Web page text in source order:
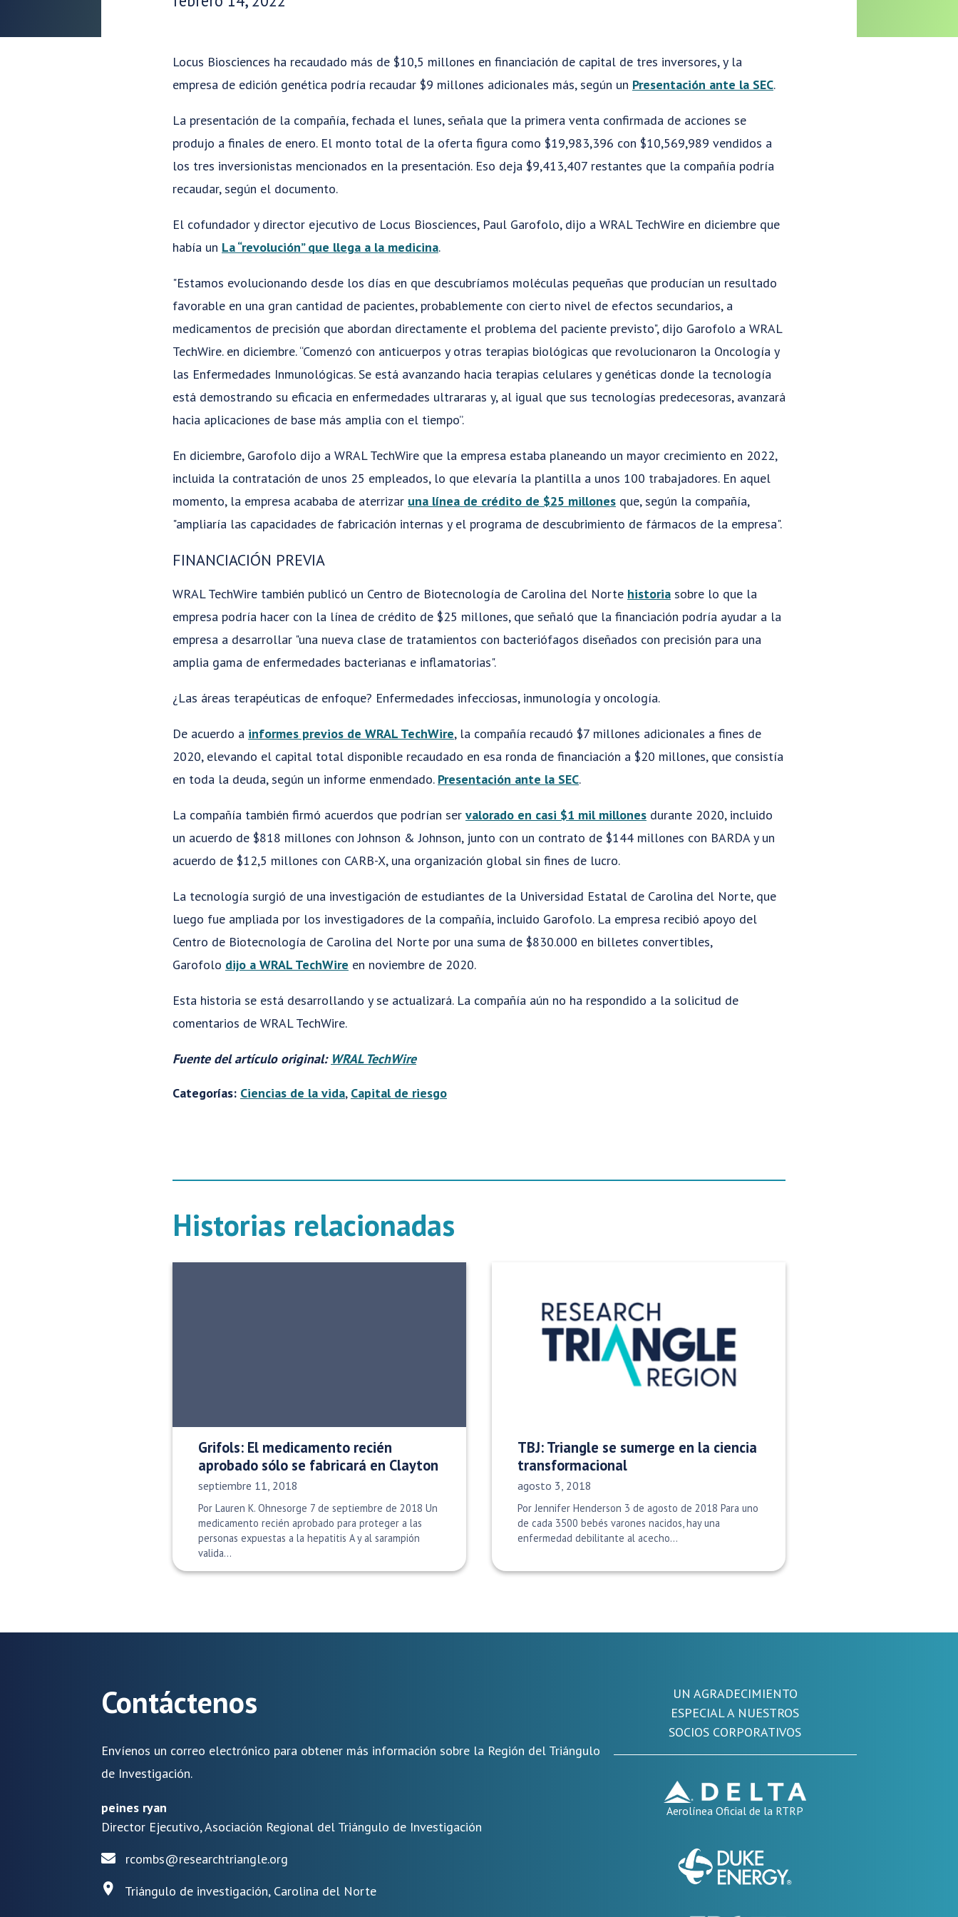
Locus Biosciences ha recaudado más de $10,5 millones en financiación de capital de tres inversores, y la
empresa de edición genética podría recaudar $9 millones adicionales más, según un Presentación ante la SEC.
La presentación de la compañía, fechada el lunes, señala que la primera venta confirmada de acciones se
produjo a finales de enero. El monto total de la oferta figura como $19,983,396 con $10,569,989 vendidos a
los tres inversionistas mencionados en la presentación. Eso deja $9,413,407 restantes que la compañía podría
recaudar, según el documento.
El cofundador y director ejecutivo de Locus Biosciences, Paul Garofolo, dijo a WRAL TechWire en diciembre que
había un La “revolución” que llega a la medicina.
"Estamos evolucionando desde los días en que descubríamos moléculas pequeñas que producían un resultado
favorable en una gran cantidad de pacientes, probablemente con cierto nivel de efectos secundarios, a
medicamentos de precisión que abordan directamente el problema del paciente previsto", dijo Garofolo a WRAL
TechWire. en diciembre. “Comenzó con anticuerpos y otras terapias biológicas que revolucionaron la Oncología y
las Enfermedades Inmunológicas. Se está avanzando hacia terapias celulares y genéticas donde la tecnología
está demostrando su eficacia en enfermedades ultrararas y, al igual que sus tecnologías predecesoras, avanzará
hacia aplicaciones de base más amplia con el tiempo”.
En diciembre, Garofolo dijo a WRAL TechWire que la empresa estaba planeando un mayor crecimiento en 2022,
incluida la contratación de unos 25 empleados, lo que elevaría la plantilla a unos 100 trabajadores. En aquel
momento, la empresa acababa de aterrizar una línea de crédito de $25 millones que, según la compañía,
"ampliaría las capacidades de fabricación internas y el programa de descubrimiento de fármacos de la empresa".
FINANCIACIÓN PREVIA
WRAL TechWire también publicó un Centro de Biotecnología de Carolina del Norte historia sobre lo que la
empresa podría hacer con la línea de crédito de $25 millones, que señaló que la financiación podría ayudar a la
empresa a desarrollar "una nueva clase de tratamientos con bacteriófagos diseñados con precisión para una
amplia gama de enfermedades bacterianas e inflamatorias".
¿Las áreas terapéuticas de enfoque? Enfermedades infecciosas, inmunología y oncología.
De acuerdo a informes previos de WRAL TechWire, la compañía recaudó $7 millones adicionales a fines de
2020, elevando el capital total disponible recaudado en esa ronda de financiación a $20 millones, que consistía
en toda la deuda, según un informe enmendado. Presentación ante la SEC.
La compañía también firmó acuerdos que podrían ser valorado en casi $1 mil millones durante 2020, incluido
un acuerdo de $818 millones con Johnson & Johnson, junto con un contrato de $144 millones con BARDA y un
acuerdo de $12,5 millones con CARB-X, una organización global sin fines de lucro.
La tecnología surgió de una investigación de estudiantes de la Universidad Estatal de Carolina del Norte, que
luego fue ampliada por los investigadores de la compañía, incluido Garofolo. La empresa recibió apoyo del
Centro de Biotecnología de Carolina del Norte por una suma de $830.000 en billetes convertibles,
Garofolo dijo a WRAL TechWire en noviembre de 2020.
Esta historia se está desarrollando y se actualizará. La compañía aún no ha respondido a la solicitud de
comentarios de WRAL TechWire.
Fuente del artículo original: WRAL TechWire
Categorías: Ciencias de la vida, Capital de riesgo
Historias relacionadas
Grifols: El medicamento recién
aprobado sólo se fabricará en Clayton
Fecha de publicación:
septiembre 11, 2018
Por Lauren K. Ohnesorge 7 de septiembre de 2018 Un
medicamento recién aprobado para proteger a las
personas expuestas a la hepatitis A y al sarampión
valida...
TBJ: Triangle se sumerge en la ciencia
transformacional
Fecha de publicación:
agosto 3, 2018
Por Jennifer Henderson 3 de agosto de 2018 Para uno
de cada 3500 bebés varones nacidos, hay una
enfermedad debilitante al acecho...
Contáctenos
Envíenos un correo electrónico para obtener más información sobre la Región del Triángulo
de Investigación.
peines ryan
Director Ejecutivo, Asociación Regional del Triángulo de Investigación
rcombs@researchtriangle.org
Triángulo de investigación, Carolina del Norte
UN AGRADECIMIENTO
ESPECIAL A NUESTROS
SOCIOS CORPORATIVOS
Aerolínea Oficial de la RTRP